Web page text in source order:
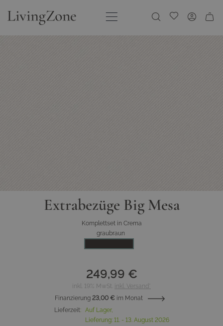
Meine Wunschliste
Extrabezüge Big Mesa
Komplettset in Crema
graubraun
249,99 €
inkl. 19% MwSt. inkl. Versand*
Finanzierung 23,00 € im Monat
Lieferzeit:
Auf Lager,
Lieferung: 11. - 13. August 2026